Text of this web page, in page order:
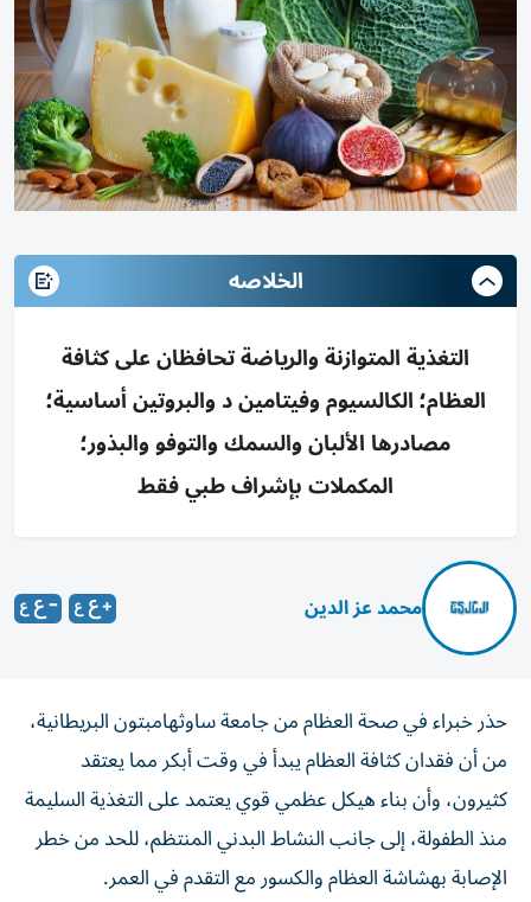
الخلاصه
التغذية المتوازنة والرياضة تحافظان على كثافة
العظام؛ الكالسيوم وفيتامين د والبروتين أساسية؛
مصادرها الألبان والسمك والتوفو والبذور؛
المكملات بإشراف طبي فقط
محمد عز الدين
حذر خبراء في صحة العظام من جامعة ساوثهامبتون البريطانية،
من أن فقدان كثافة العظام يبدأ في وقت أبكر مما يعتقد
كثيرون، وأن بناء هيكل عظمي قوي يعتمد على التغذية السليمة
منذ الطفولة، إلى جانب النشاط البدني المنتظم، للحد من خطر
الإصابة بهشاشة العظام والكسور مع التقدم في العمر.